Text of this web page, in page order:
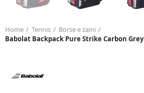
Home Tennis
Borse e zaini
Babolat Backpack Pure Strike Carbon Grey